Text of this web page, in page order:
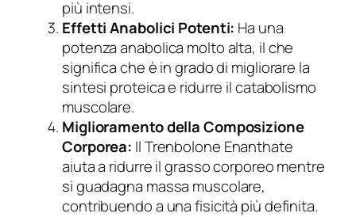
più intensi.
Effetti Anabolici Potenti: Ha una
potenza anabolica molto alta, il che
significa che è in grado di migliorare la
sintesi proteica e ridurre il catabolismo
muscolare.
Miglioramento della Composizione
Corporea: Il Trenbolone Enanthate
aiuta a ridurre il grasso corporeo mentre
si guadagna massa muscolare,
contribuendo a una fisicità più definita.